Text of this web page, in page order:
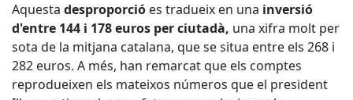
Aquesta desproporció es tradueix en una inversió
d'entre 144 i 178 euros per ciutadà, una xifra molt per
sota de la mitjana catalana, que se situa entre els 268 i
282 euros. A més, han remarcat que els comptes
reprodueixen els mateixos números que el president